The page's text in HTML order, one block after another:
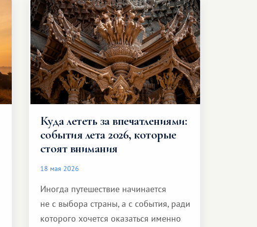
и спокойно доехать до курорта.
Куда лететь за впечатлениями:
события лета 2026, которые
стоят внимания
18 мая 2026
Иногда путешествие начинается
не с выбора страны, а с события, ради
которого хочется оказаться именно